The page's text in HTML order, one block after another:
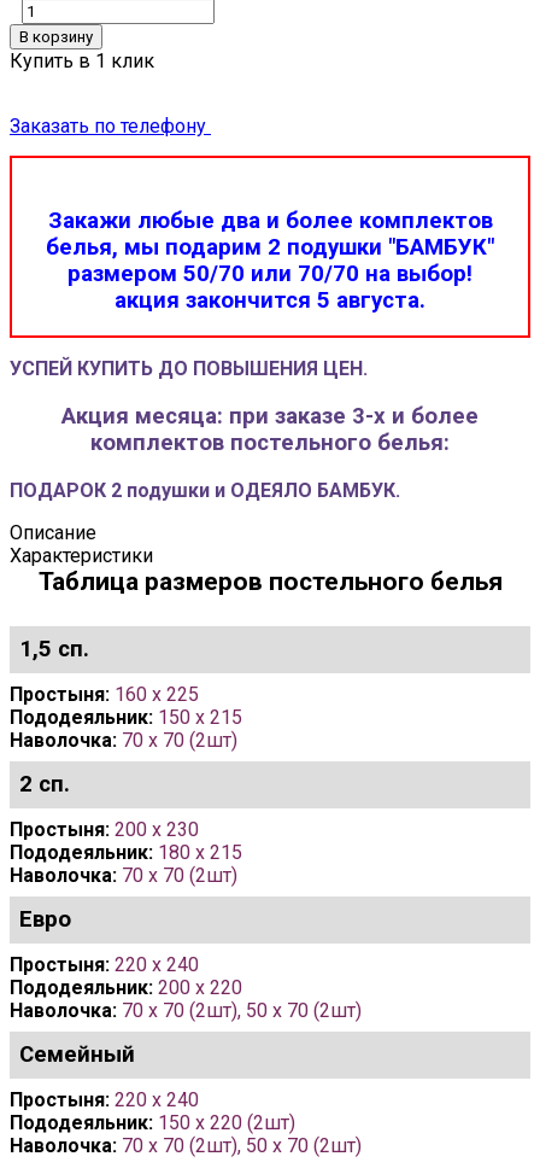
В корзину
Купить в 1 клик
Заказать по телефону
Закажи любые два и более комплектов
белья, мы подарим 2 подушки "БАМБУК"
размером 50/70 или 70/70 на выбор!
акция закончится 5 августа.
УСПЕЙ КУПИТЬ ДО ПОВЫШЕНИЯ ЦЕН.
Акция месяца: при заказе 3-х и более
комплектов постельного белья:
ПОДАРОК 2 подушки и ОДЕЯЛО БАМБУК.
Описание
Характеристики
Таблица размеров постельного белья
1,5 сп.
Простыня: 160 x 225
Пододеяльник: 150 x 215
Наволочка: 70 x 70 (2шт)
2 сп.
Простыня: 200 x 230
Пододеяльник: 180 x 215
Наволочка: 70 х 70 (2шт)
Евро
Простыня: 220 x 240
Пододеяльник: 200 x 220
Наволочка: 70 х 70 (2шт), 50 х 70 (2шт)
Семейный
Простыня: 220 x 240
Пододеяльник: 150 x 220 (2шт)
Наволочка: 70 х 70 (2шт), 50 х 70 (2шт)